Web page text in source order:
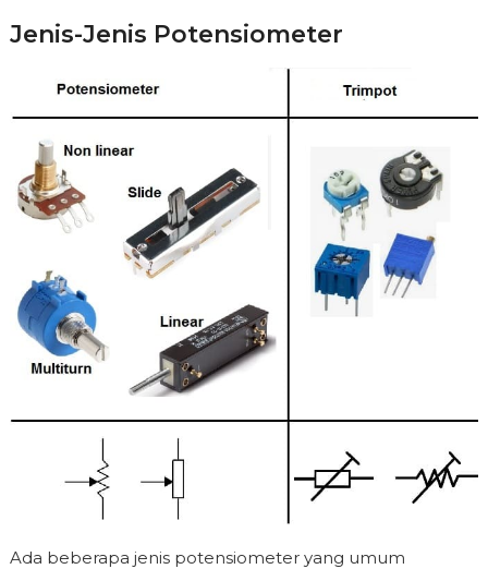
Jenis-Jenis Potensiometer
Ada beberapa jenis potensiometer yang umum